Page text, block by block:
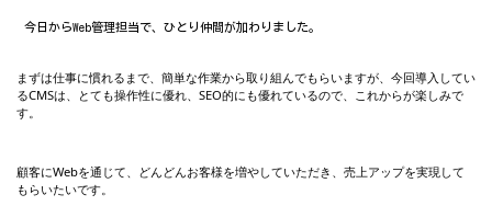
今日からWeb管理担当で、ひとり仲間が加わりました。
まずは仕事に慣れるまで、簡単な作業から取り組んでもらいますが、今回導入してい
るCMSは、とても操作性に優れ、SEO的にも優れているので、これからが楽しみで
す。
顧客にWebを通じて、どんどんお客様を増やしていただき、売上アップを実現して
もらいたいです。